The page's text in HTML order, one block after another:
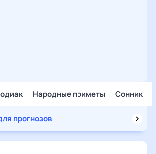
Народные приметы Сонник
прогнозов